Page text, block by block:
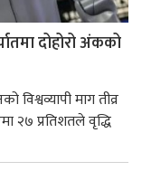
दोहोरो अंकको
माग तीव्र
२७ प्रतिशतले वृद्धि